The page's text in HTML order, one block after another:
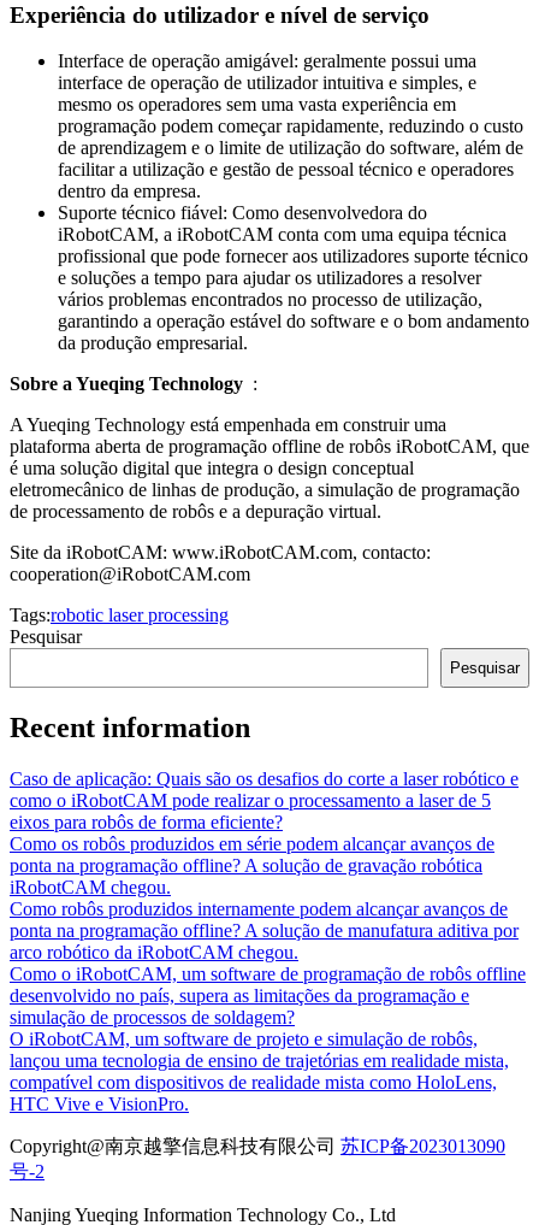
Experiência do utilizador e nível de serviço
Interface de operação amigável: geralmente possui uma
interface de operação de utilizador intuitiva e simples, e
mesmo os operadores sem uma vasta experiência em
programação podem começar rapidamente, reduzindo o custo
de aprendizagem e o limite de utilização do software, além de
facilitar a utilização e gestão de pessoal técnico e operadores
dentro da empresa.
Suporte técnico fiável: Como desenvolvedora do
iRobotCAM, a iRobotCAM conta com uma equipa técnica
profissional que pode fornecer aos utilizadores suporte técnico
e soluções a tempo para ajudar os utilizadores a resolver
vários problemas encontrados no processo de utilização,
garantindo a operação estável do software e o bom andamento
da produção empresarial.
Sobre a Yueqing Technology :
A Yueqing Technology está empenhada em construir uma
plataforma aberta de programação offline de robôs iRobotCAM, que
é uma solução digital que integra o design conceptual
eletromecânico de linhas de produção, a simulação de programação
de processamento de robôs e a depuração virtual.
Site da iRobotCAM: www.iRobotCAM.com, contacto:
cooperation@iRobotCAM.com
Tags:robotic laser processing
Pesquisar
Pesquisar
Recent information
Caso de aplicação: Quais são os desafios do corte a laser robótico e
como o iRobotCAM pode realizar o processamento a laser de 5
eixos para robôs de forma eficiente?
Como os robôs produzidos em série podem alcançar avanços de
ponta na programação offline? A solução de gravação robótica
iRobotCAM chegou.
Como robôs produzidos internamente podem alcançar avanços de
ponta na programação offline? A solução de manufatura aditiva por
arco robótico da iRobotCAM chegou.
Como o iRobotCAM, um software de programação de robôs offline
desenvolvido no país, supera as limitações da programação e
simulação de processos de soldagem?
O iRobotCAM, um software de projeto e simulação de robôs,
lançou uma tecnologia de ensino de trajetórias em realidade mista,
compatível com dispositivos de realidade mista como HoloLens,
HTC Vive e VisionPro.
Copyright@南京越擎信息科技有限公司 苏ICP备2023013090
号-2
Nanjing Yueqing Information Technology Co., Ltd